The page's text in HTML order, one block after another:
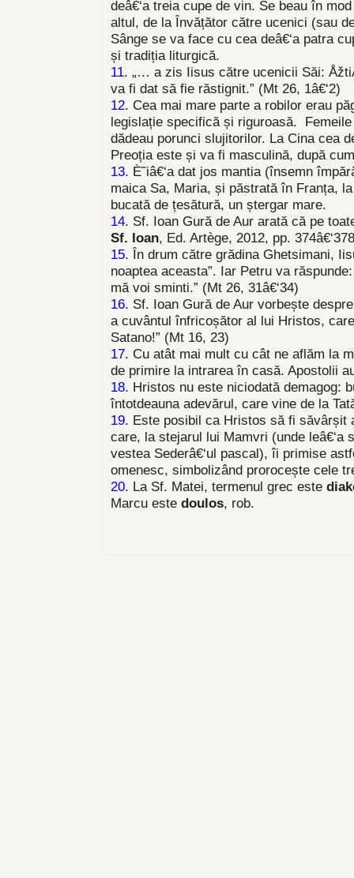
deâ€‘a treia cupe de vin. Se beau în
altul, de la Învățător către ucenici (sau
Sânge se va face cu cea deâ€‘a patra
și tradiția liturgică.
11. „… a zis Iisus către ucenicii Săi:
va fi dat să fie răstignit.” (Mt 26, 1â€‘2)
12. Cea mai mare parte a robilor erau
legislație specifică și riguroasă.
dădeau porunci slujitorilor. La Cina cea
Preoția este și va fi masculină, după
13. È˜iâ€‘a dat jos mantia (însemn
maica Sa, Maria, și păstrată în Franța,
bucată de țesătură, un ștergar mare.
14. Sf. Ioan Gură de Aur arată că pe
Sf. Ioan, Ed. Artège, 2012, pp.
15. În drum către grădina Ghetsimani,
noaptea aceasta”. Iar Petru va
mă voi sminti.” (Mt 26, 31â€‘34)
16. Sf. Ioan Gură de Aur vorbește
a cuvântul înfricoșător al lui Hristos,
Satano!” (Mt 16, 23)
17. Cu atât mai mult cu cât ne aflăm la
de primire la intrarea în casă. Apostolii
18. Hristos nu este niciodată demagog:
întotdeauna adevărul, care vine de la
19. Este posibil ca Hristos să fi săvârșit
care, la stejarul lui Mamvri (unde
vestea Sederâ€‘ul pascal), îi primise
omenesc, simbolizând prorocește cele
20. La Sf. Matei, termenul grec este
Marcu este doulos, rob.